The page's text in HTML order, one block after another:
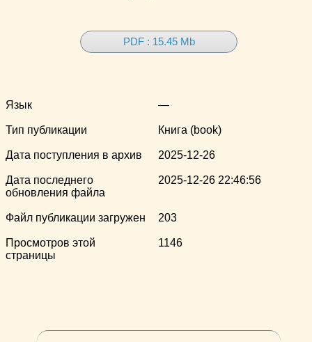
PDF : 15.45 Mb
Язык —
Тип публикации Книга (book)
Дата поступления в архив 2025-12-26
Дата последнего
обновления файла
2025-12-26 22:46:56
Файл публикации загружен 203
Просмотров этой
страницы
1146